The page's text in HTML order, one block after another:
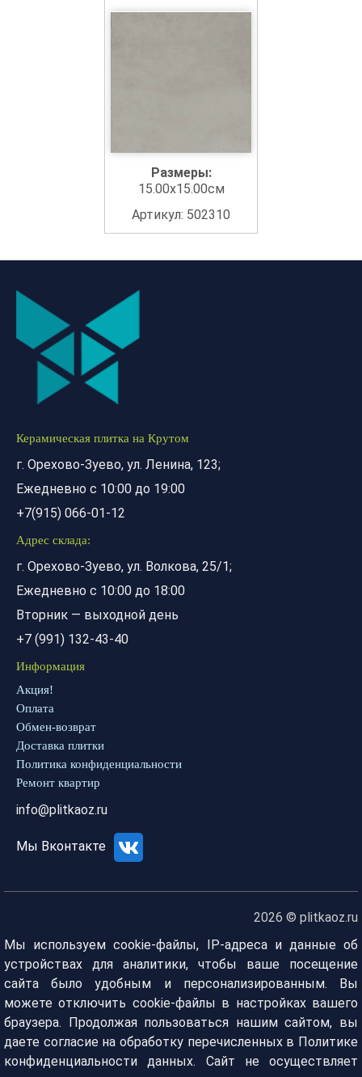
Размеры:
15.00x15.00см
Артикул: 502310
Керамическая плитка на Крутом
г. Орехово-Зуево, ул. Ленина, 123;
Ежедневно с 10:00 до 19:00
+7(915) 066-01-12
Адрес склада:
г. Орехово-Зуево, ул. Волкова, 25/1;
Ежедневно с 10:00 до 18:00
Вторник — выходной день
+7 (991) 132-43-40
Информация
Акция!
Оплата
Обмен-возврат
Доставка плитки
Политика конфиденциальности
Ремонт квартир
info@plitkaoz.ru
Мы Вконтакте
2026 © plitkaoz.ru
Мы используем cookie-файлы, IP-адреса и данные об
устройствах для аналитики, чтобы ваше посещение
сайта было удобным и персонализированным. Вы
можете отключить cookie-файлы в настройках вашего
браузера. Продолжая пользоваться нашим сайтом, вы
даете согласие на обработку перечисленных в Политике
конфиденциальности данных. Сайт не осуществляет